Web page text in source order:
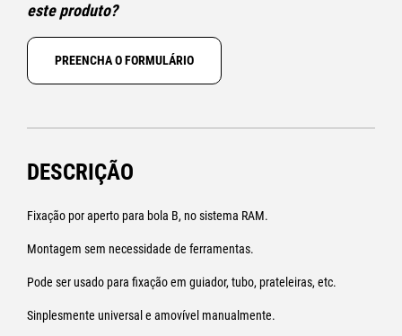
este produto?
PREENCHA O FORMULÁRIO
DESCRIÇÃO
Fixação por aperto para bola B, no sistema RAM.
Montagem sem necessidade de ferramentas.
Pode ser usado para fixação em guiador, tubo, prateleiras, etc.
Sinplesmente universal e amovível manualmente.